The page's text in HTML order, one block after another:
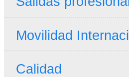
Movilidad
Calidad